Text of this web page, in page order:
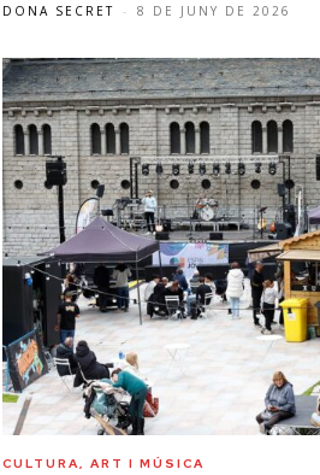
DONA SECRET - 8 DE JUNY DE 2026
CULTURA, ART I MÚSICA